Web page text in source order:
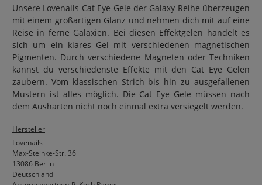
Unsere Lovenails Cat Eye Gele der Galaxy Reihe überzeugen
mit einem großartigen Glanz und nehmen dich mit auf eine
Reise in ferne Galaxien. Bei diesen Effektgelen handelt es
sich um ein klares Gel mit verschiedenen magnetischen
Pigmenten. Durch verschiedene Magneten oder Techniken
kannst du verschiedenste Effekte mit den Cat Eye Gelen
zaubern. Vom klassischen Strich bis hin zu ausgefallenen
Mustern ist alles möglich. Die Cat Eye Gele müssen nach
dem Aushärten nicht noch einmal extra versiegelt werden.
Hersteller
Lovenails
Max-Steinke-Str. 36
13086 Berlin
Deutschland